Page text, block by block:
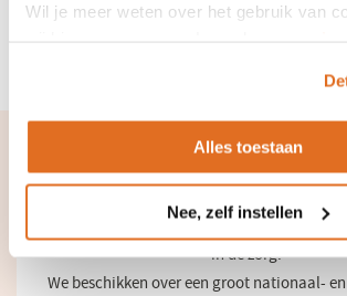
Wil je meer weten over het gebruik van
Alles toestaan
Nee, zelf instellen
en dus ook van zibs – is de Nederlandse Norm
Samenwerken
Samenwerken is cruciaal bij digitale
in de zorg.
We beschikken over een groot nationaal-